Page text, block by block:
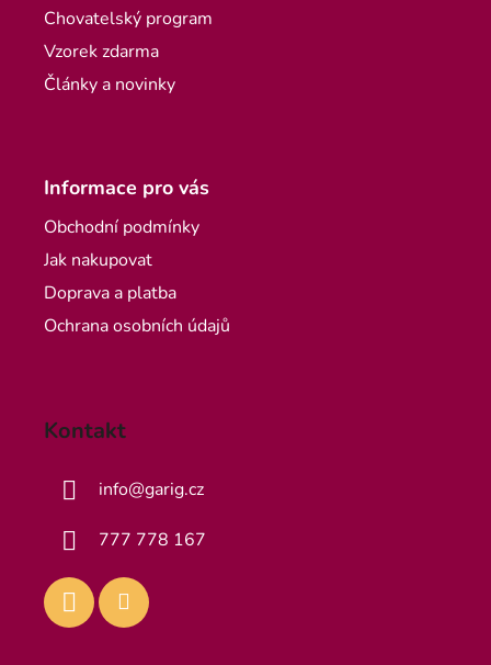
Chovatelský program
Vzorek zdarma
Články a novinky
Informace pro vás
Obchodní podmínky
Jak nakupovat
Doprava a platba
Ochrana osobních údajů
Kontakt
info@garig.cz
777 778 167